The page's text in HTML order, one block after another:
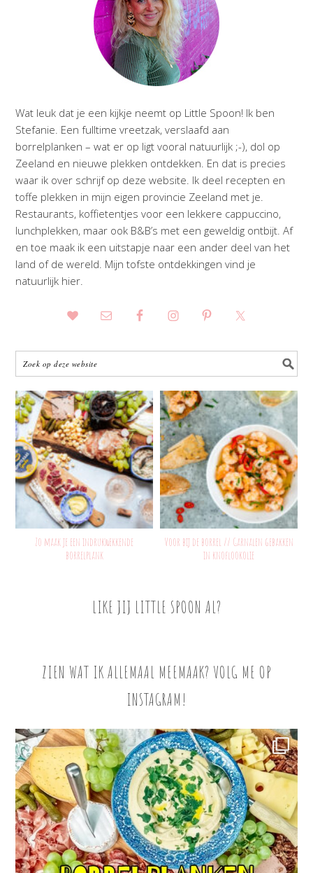
Wat leuk dat je een kijkje neemt op Little Spoon! Ik ben
Stefanie. Een fulltime vreetzak, verslaafd aan
borrelplanken – wat er op ligt vooral natuurlijk ;-), dol op
Zeeland en nieuwe plekken ontdekken. En dat is precies
waar ik over schrijf op deze website. Ik deel recepten en
toffe plekken in mijn eigen provincie Zeeland met je.
Restaurants, koffietentjes voor een lekkere cappuccino,
lunchplekken, maar ook B&B’s met een geweldig ontbijt. Af
en toe maak ik een uitstapje naar een ander deel van het
land of de wereld. Mijn tofste ontdekkingen vind je
natuurlijk hier.
Zo maak je een indrukwekkende
borrelplank
Voor bij de borrel // Garnalen gebakken
in knoflookolie
LIKE JIJ LITTLE SPOON AL?
ZIEN WAT IK ALLEMAAL MEEMAAK? VOLG ME OP
INSTAGRAM!